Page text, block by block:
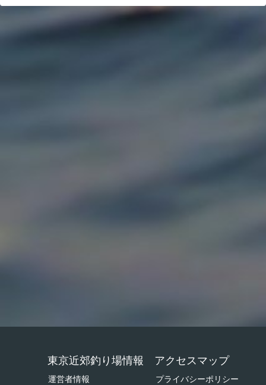
東京近郊釣り場情報 アクセスマップ
運営者情報 プライバシーポリシー